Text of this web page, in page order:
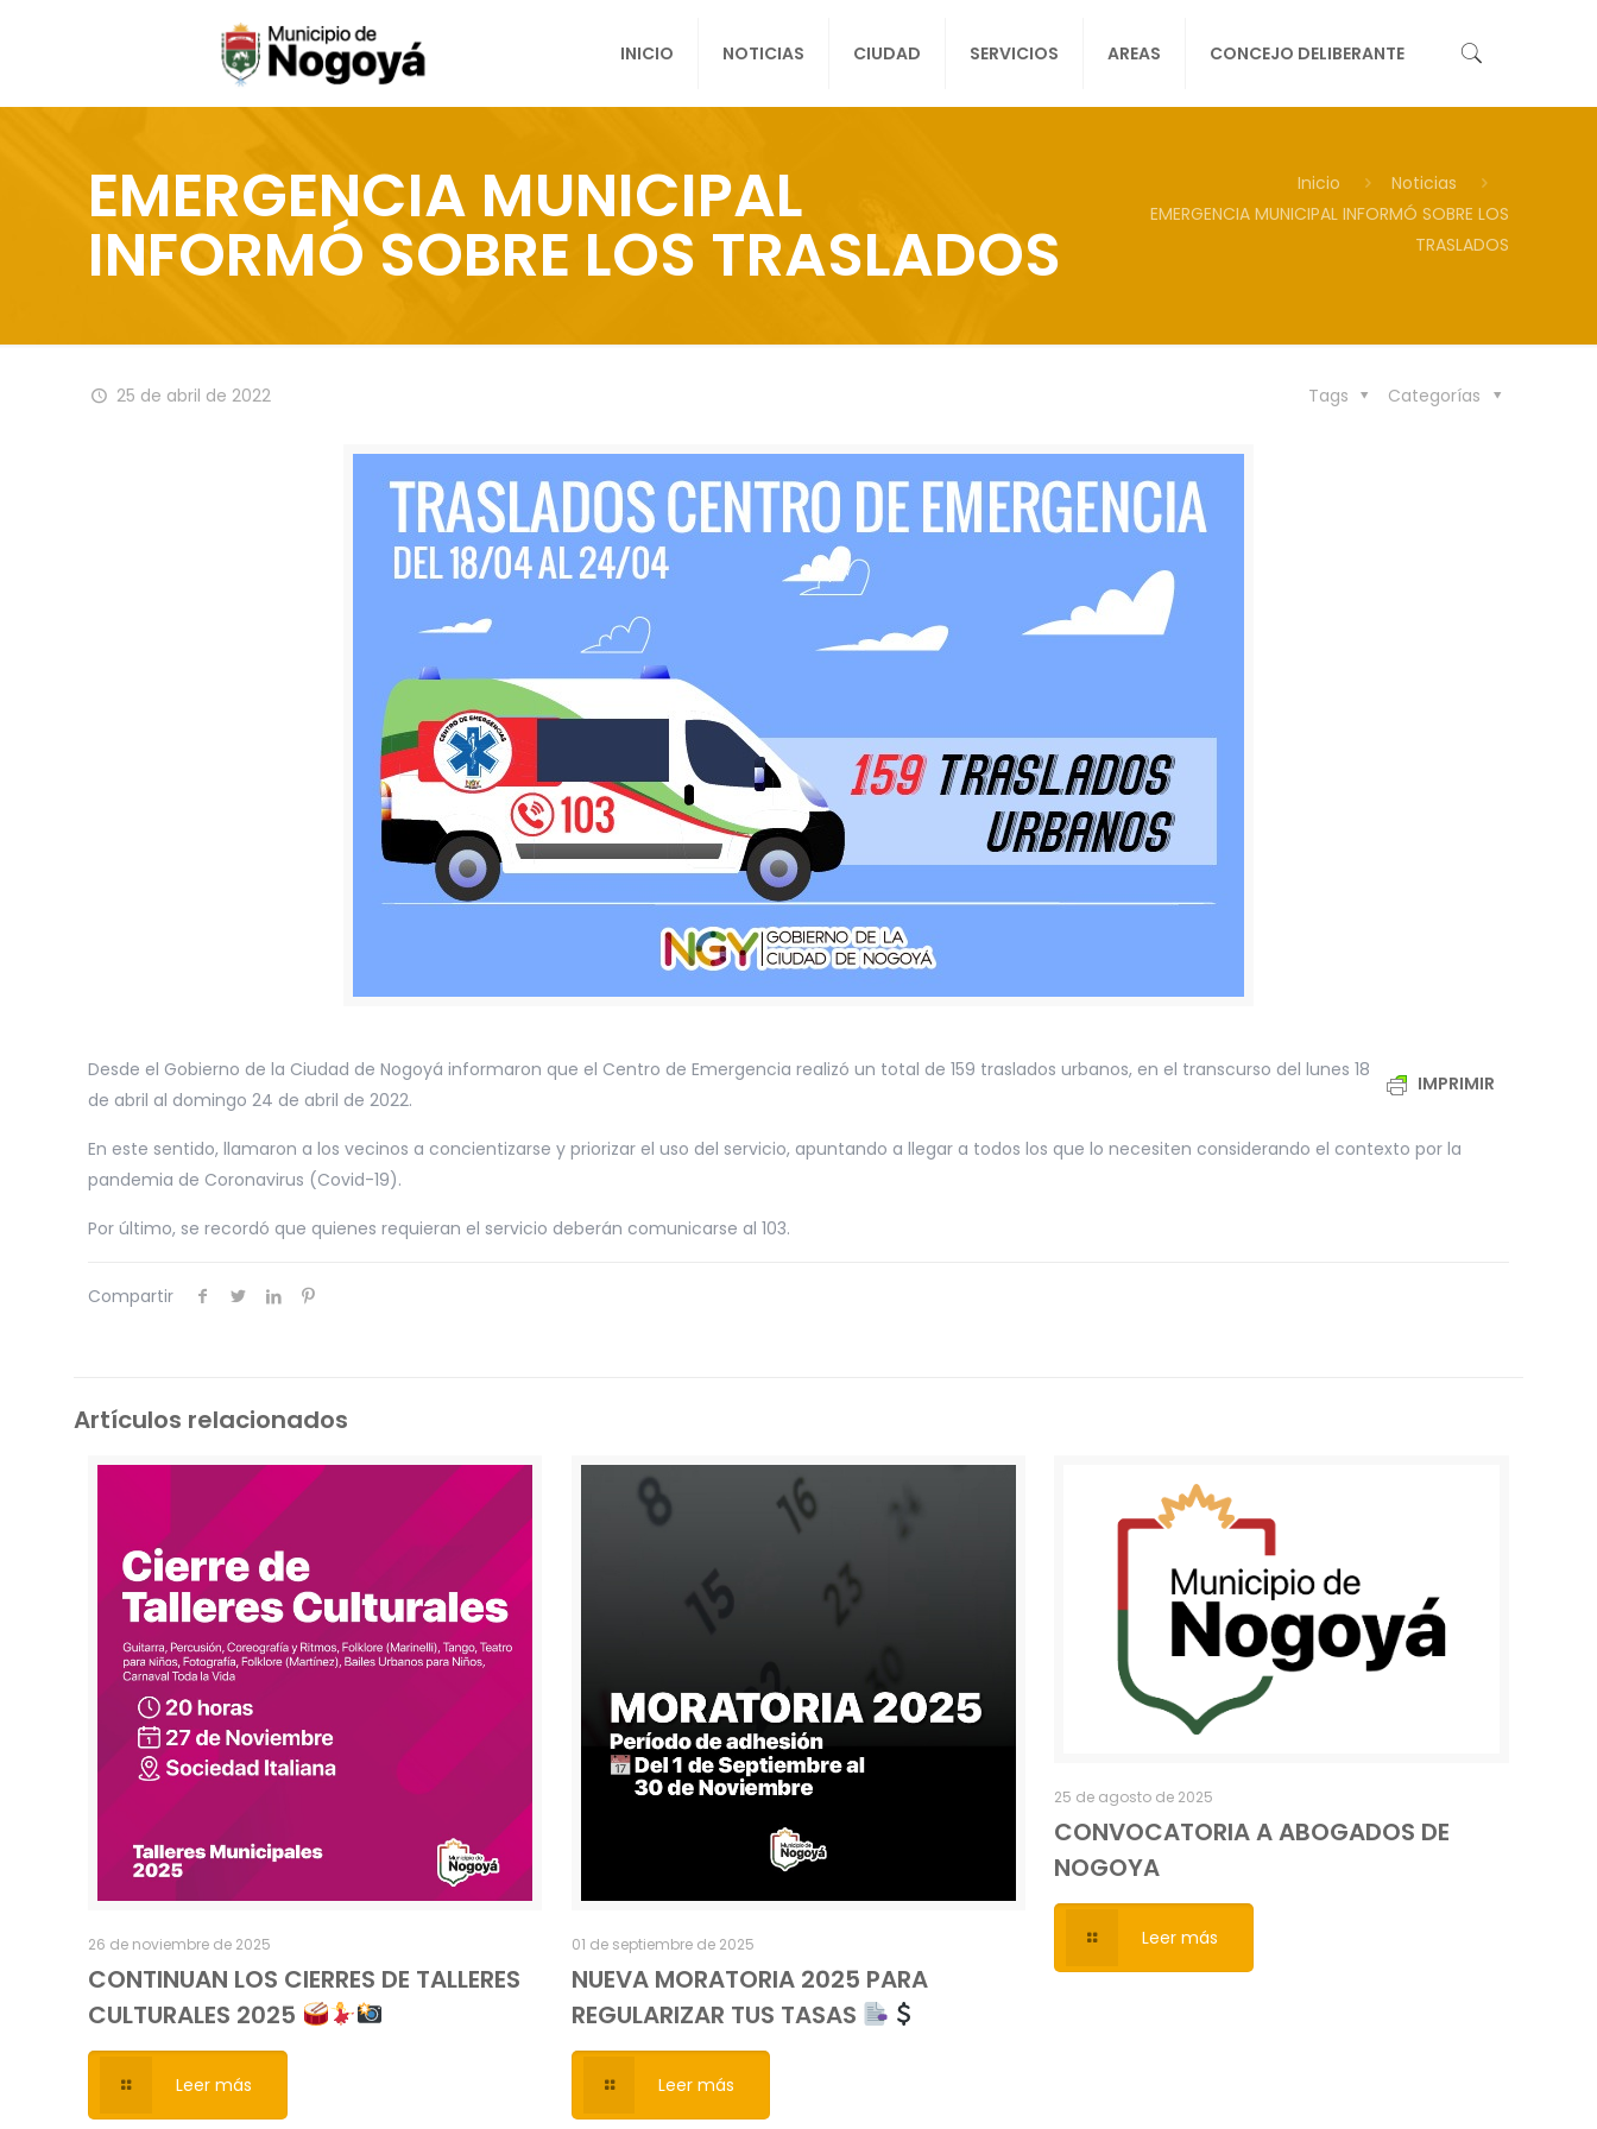
INICIO NOTICIAS CIUDAD SERVICIOS AREAS CONCEJO DELIBERANTE
EMERGENCIA MUNICIPAL
INFORMÓ SOBRE LOS TRASLADOS
Inicio
Noticias
EMERGENCIA MUNICIPAL INFORMÓ SOBRE LOS
TRASLADOS
25 de abril de 2022 Categorías
Tags
IMPRIMIR
Desde el Gobierno de la Ciudad de Nogoyá informaron que el Centro de Emergencia realizó un total de 159 traslados urbanos, en el transcurso del lunes 18
de abril al domingo 24 de abril de 2022.
En este sentido, llamaron a los vecinos a concientizarse y priorizar el uso del servicio, apuntando a llegar a todos los que lo necesiten considerando el contexto por la
pandemia de Coronavirus (Covid-19).
Por último, se recordó que quienes requieran el servicio deberán comunicarse al 103.
Compartir
Artículos relacionados
26 de noviembre de 2025
CONTINUAN LOS CIERRES DE TALLERES
CULTURALES 2025
Leer más
01 de septiembre de 2025
NUEVA MORATORIA 2025 PARA
REGULARIZAR TUS TASAS
Leer más
25 de agosto de 2025
CONVOCATORIA A ABOGADOS DE
NOGOYA
Leer más